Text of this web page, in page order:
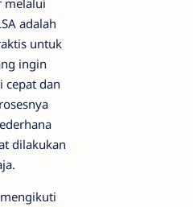
adalah
untuk
ingin
cepat dan
dilakukan